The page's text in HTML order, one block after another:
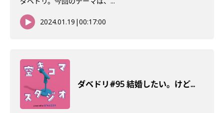
2024.01.19 |00:17:00
ダベドリ#95 結婚したい。けど...